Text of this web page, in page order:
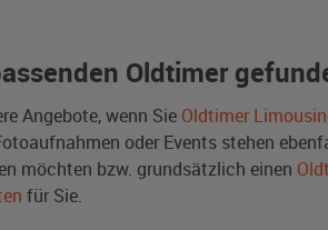
Oldtimer
Angebote, wenn Sie Oldtimer
oder Events stehen
möchten bzw. grundsätzlich einen
für Sie.